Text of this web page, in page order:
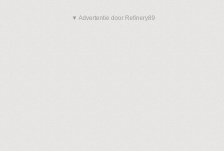
▼ Advertentie door Refinery89